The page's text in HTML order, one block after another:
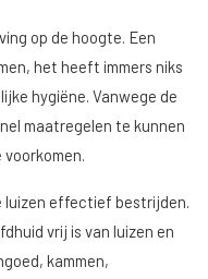
op de hoogte. Een
het heeft immers niks
hygiëne. Vanwege de
maatregelen te kunnen
luizen effectief bestrijden.
vrij is van luizen en
kammen,